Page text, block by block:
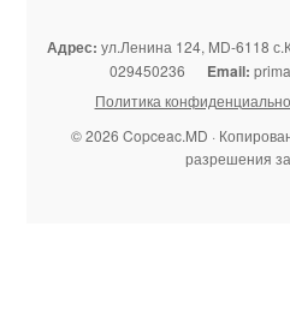
Адрес: ул.Ленина 124, MD-6118
029450236 Email:
Политика
© 2026 Copceac.MD ·
разрешения